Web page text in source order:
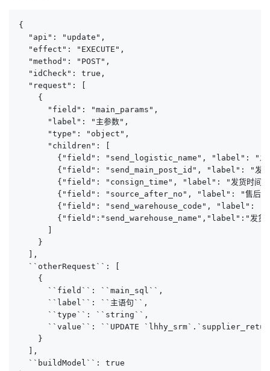
{
  "api": "update",
  "effect": "EXECUTE",
  "method": "POST",
  "idCheck": true,
  "request": [
    {
      "field": "main_params",
      "label": "主参数",
      "type": "object",
      "children": [
{"field": "send_logistic_name", "label": "
{"field": "send_main_post_id", "label": "发
{"field": "consign_time", "label": "发货时
{"field": "source_after_no", "label": "售后
{"field": "send_warehouse_code", "label": "
{"field":"send_warehouse_name","label":"发
      ]
    }
  ],
  ``otherRequest``: [
    {
      ``field``: ``main_sql``,
      ``label``: ``主语句``,
      ``type``: ``string``,
``value``: ``UPDATE
    }
  ],
  ``buildModel``: true